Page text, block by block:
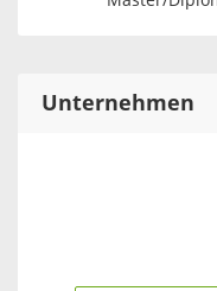
Unternehmen